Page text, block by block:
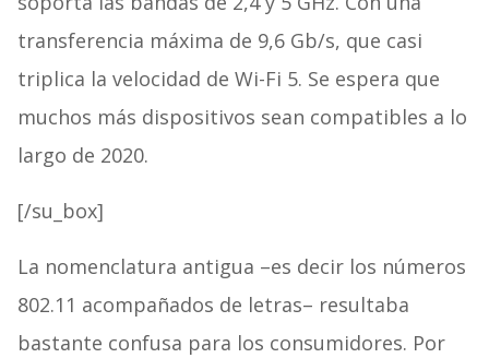
transferencia máxima de 9,6 Gb/s, que casi
triplica la velocidad de Wi-Fi 5. Se espera que
muchos más dispositivos sean compatibles a lo
largo de 2020.
[/su_box]
La nomenclatura antigua –es decir los números
802.11 acompañados de letras– resultaba
bastante confusa para los consumidores. Por